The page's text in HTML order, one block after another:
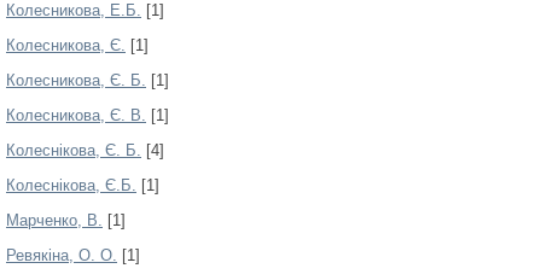
Колесникова, Е.Б. [1]
Колесникова, Є. [1]
Колесникова, Є. Б. [1]
Колесникова, Є. В. [1]
Колеснікова, Є. Б. [4]
Колеснікова, Є.Б. [1]
Марченко, В. [1]
Ревякіна, О. О. [1]